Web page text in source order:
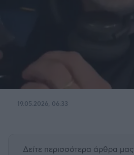
19.05.2026, 06:33
Δείτε περισσότερα άρθρα μας